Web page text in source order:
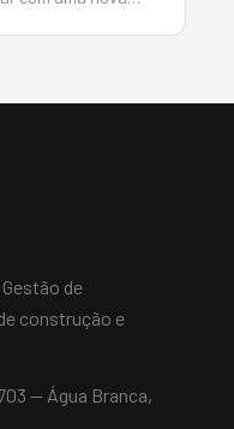
de
construção e
— Água Branca,